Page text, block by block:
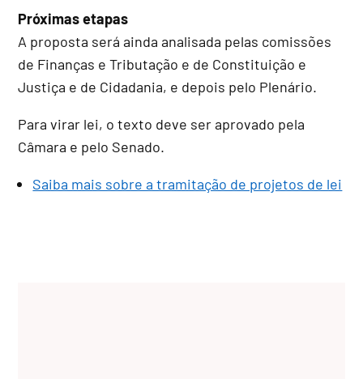
Próximas etapas
A proposta será ainda analisada pelas comissões
de Finanças e Tributação e de Constituição e
Justiça e de Cidadania, e depois pelo Plenário.
Para virar lei, o texto deve ser aprovado pela
Câmara e pelo Senado.
Saiba mais sobre a tramitação de projetos de lei